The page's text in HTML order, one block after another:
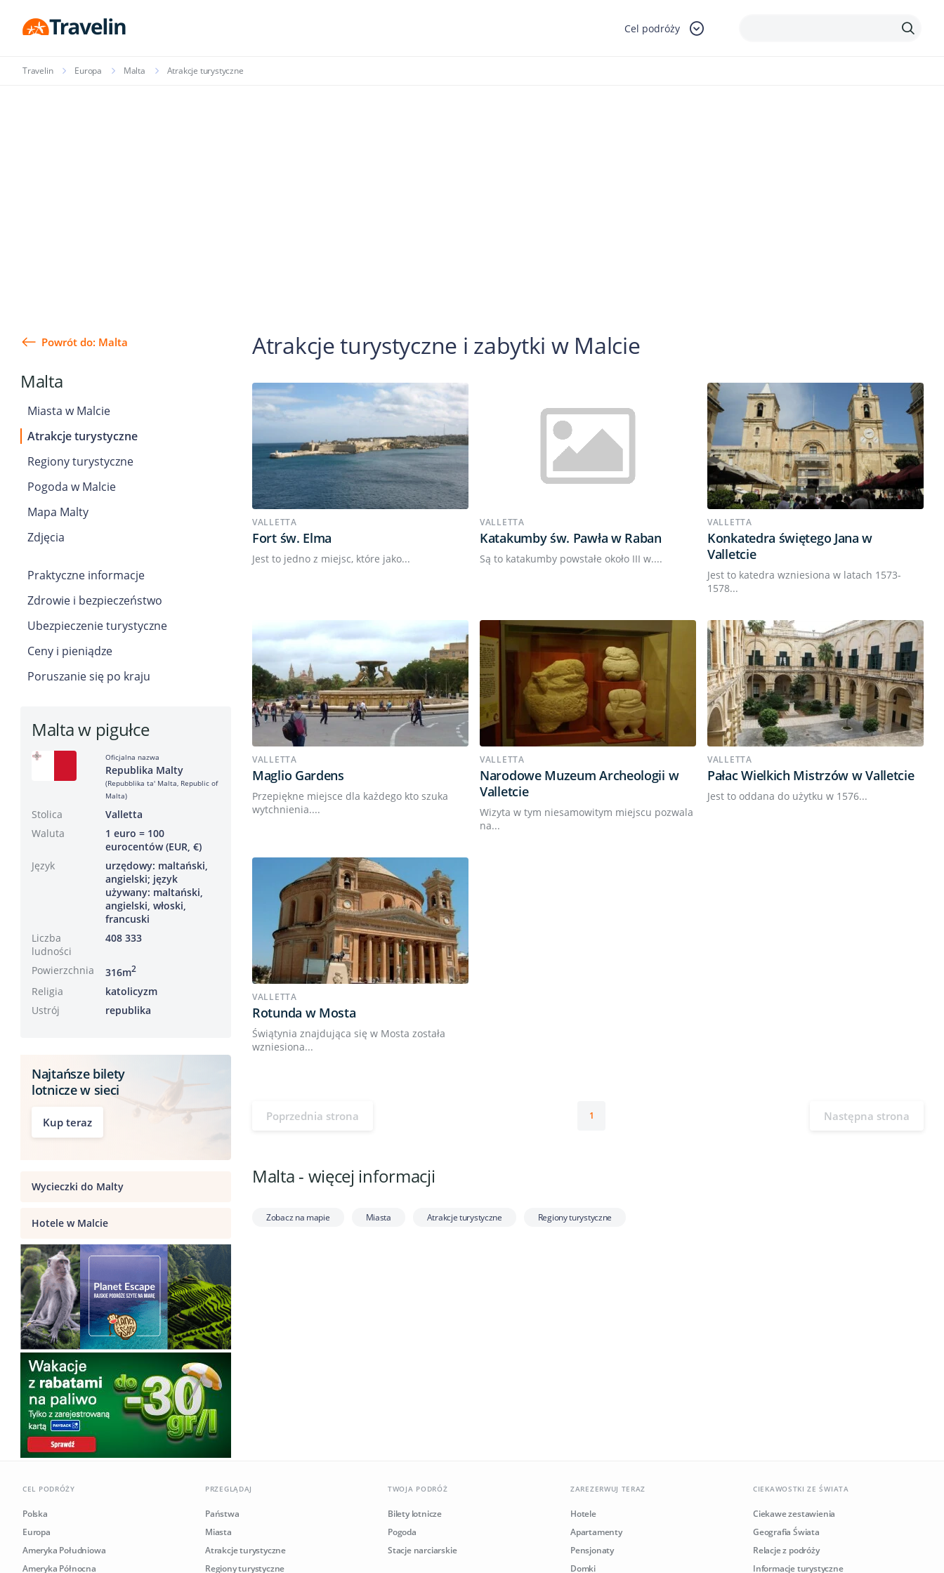
Cel podróży
Travelin Europa Malta Atrakcje turystyczne
Powrót do: Malta
Malta
Miasta w Malcie
Atrakcje turystyczne
Regiony turystyczne
Pogoda w Malcie
Mapa Malty
Zdjęcia
Praktyczne informacje
Zdrowie i bezpieczeństwo
Ubezpieczenie turystyczne
Ceny i pieniądze
Poruszanie się po kraju
Malta w pigułce
Oficjalna nazwa
Republika Malty
(Repubblika ta' Malta, Republic of
Malta)
Stolica
Valletta
Waluta
1 euro = 100
eurocentów (EUR, €)
Język
urzędowy: maltański,
angielski; język
używany: maltański,
angielski, włoski,
francuski
Liczba
ludności
408 333
Powierzchnia 316m2
Religia
katolicyzm
Ustrój
republika
Najtańsze bilety
lotnicze w sieci
Kup teraz
Wycieczki do Malty
Hotele w Malcie
Atrakcje turystyczne i zabytki w Malcie
VALLETTA
Fort św. Elma
Jest to jedno z miejsc, które jako...
VALLETTA
Katakumby św. Pawła w Raban
Są to katakumby powstałe około III w....
VALLETTA
Konkatedra świętego Jana w
Valletcie
Jest to katedra wzniesiona w latach 1573-
1578...
VALLETTA
Maglio Gardens
Przepiękne miejsce dla każdego kto szuka
wytchnienia....
VALLETTA
Narodowe Muzeum Archeologii w
Valletcie
Wizyta w tym niesamowitym miejscu pozwala
na...
VALLETTA
Pałac Wielkich Mistrzów w Valletcie
Jest to oddana do użytku w 1576...
VALLETTA
Rotunda w Mosta
Świątynia znajdująca się w Mosta została
wzniesiona...
Poprzednia strona 1 Następna strona
Malta - więcej informacji
Zobacz na mapie Miasta Atrakcje turystyczne Regiony turystyczne
CEL PODRÓŻY
Polska
Europa
Ameryka Południowa
Ameryka Północna
PRZEGLĄDAJ
Państwa
Miasta
Atrakcje turystyczne
Regiony turystyczne
TWOJA PODRÓŻ
Bilety lotnicze
Pogoda
Stacje narciarskie
ZAREZERWUJ TERAZ
Hotele
Apartamenty
Pensjonaty
Domki
CIEKAWOSTKI ZE ŚWIATA
Ciekawe zestawienia
Geografia Świata
Relacje z podróży
Informacje turystyczne